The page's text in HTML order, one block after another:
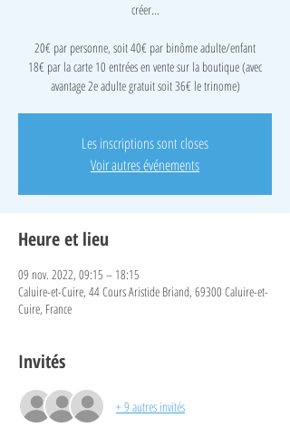
créer...
​20€ par personne, soit 40€ par binôme adulte/enfant
18€ par la carte 10 entrées en vente sur la boutique (avec
avantage 2e adulte gratuit soit 36€ le trinome)
Les inscriptions sont closes
Voir autres événements
Heure et lieu
09 nov. 2022, 09:15 – 18:15
Caluire-et-Cuire, 44 Cours Aristide Briand, 69300 Caluire-et-
Cuire, France
Invités
+ 9 autres invités